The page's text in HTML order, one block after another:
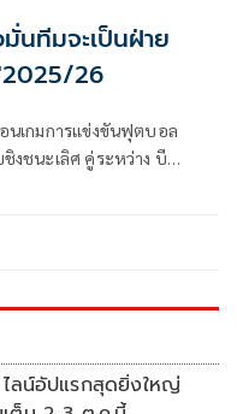
นทีมจะเป็นฝ่าย
26
นเกมการแข่งขันฟุตบอล
ลน์อัปแรกสุดยิ่งใหญ่